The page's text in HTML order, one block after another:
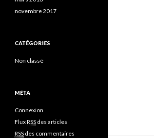
novembre 2017
CATÉGORIES
Non classé
MÉTA
Connexion
FluxRSS des articles
RSS des commentaires